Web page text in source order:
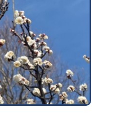
環境